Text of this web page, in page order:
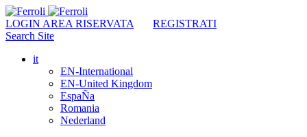
LOGIN AREA RISERVATA
REGISTRATI
Search Site
it
EN-International
EN-United Kingdom
EspaÑa
Romania
Nederland